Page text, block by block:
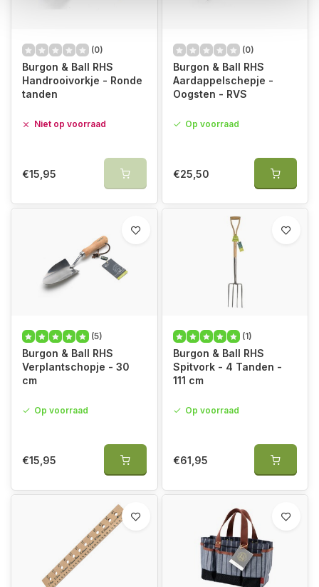
(0)
Burgon & Ball RHS
Handrooivorkje - Ronde
tanden
Niet op voorraad
€15,95
(0)
Burgon & Ball RHS
Aardappelschepje -
Oogsten - RVS
Op voorraad
€25,50
(5)
Burgon & Ball RHS
Verplantschopje - 30
cm
Op voorraad
€15,95
(1)
Burgon & Ball RHS
Spitvork - 4 Tanden -
111 cm
Op voorraad
€61,95